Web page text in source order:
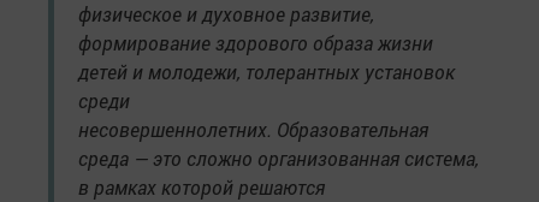
физическое и духовное развитие,
формирование здорового образа жизни
детей и молодежи, толерантных установок
среди
несовершеннолетних. Образовательная
среда — это сложно организованная система,
в рамках которой решаются